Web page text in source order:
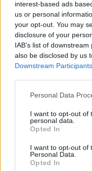
interest-based ads
us or personal
your opt-out. You may
disclosure of your
IAB’s list of
also be disclosed by us
Downstream Participants
Personal Data
I want to opt-out of
personal data.
Opted In
I want to opt-out of
Personal Data.
Opted In
Hana György:
oktatásról szóló
stratégiával kezdte meg
optimizmust ébresztett és
alázott ágazatban, mint az
ami egy újabb
érdemi társadalmi
„kényszerét”. Ennek, az
igyekszem az alábbiakban